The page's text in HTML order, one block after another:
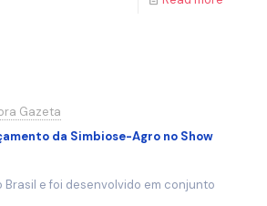
Gazeta
da Simbiose-Agro no Show
Brasil e foi desenvolvido em conjunto